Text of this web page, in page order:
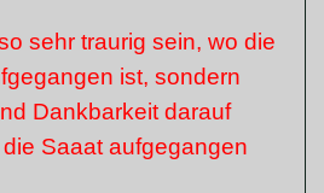
sehr traurig sein, wo die
ist, sondern
Dankbarkeit darauf
Saaat aufgegangen